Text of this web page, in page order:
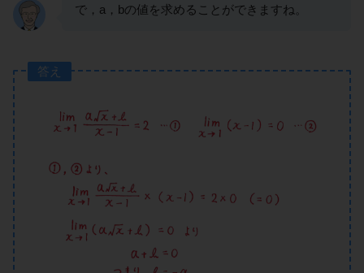
で，a，bの値を求めることができますね。
答え